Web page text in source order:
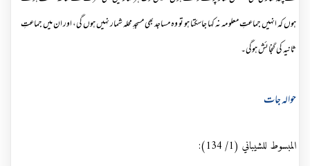
ہوں کہ انہیں جماعتِ معلومہ نہ کہا جاسکتا ہو تو وہ مساجد بھی مسجدِ محلہ شمار نہیں ہوں گی، اور ان میں جماعتِ
ثانیہ کی گنجائش ہوگی۔
حوالہ جات
المبسوط للشيباني (1/ 134):